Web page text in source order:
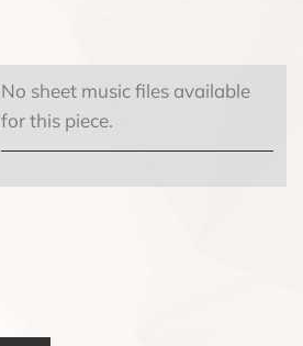
No sheet music files available
for this piece.